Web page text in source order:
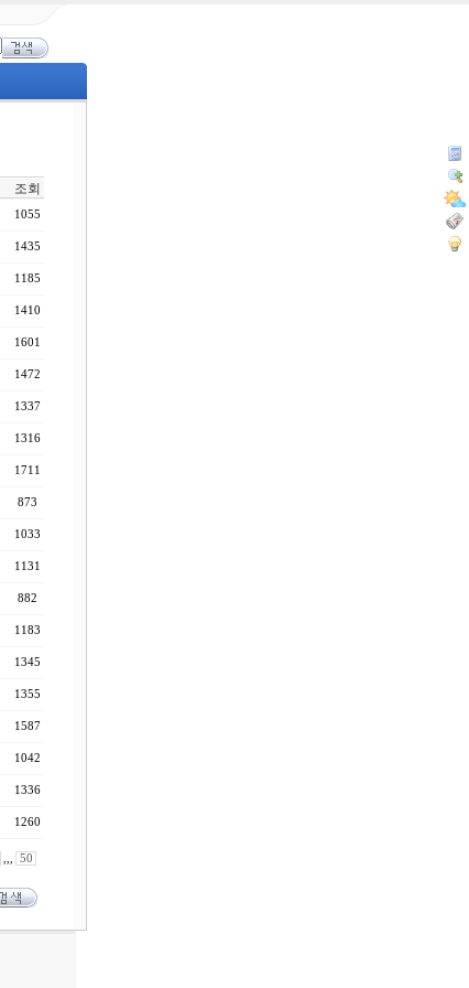
조회
1055
1435
1185
1410
1601
1472
1337
1316
1711
873
1033
1131
882
1183
1345
1355
1587
1042
1336
1260
,,, 50